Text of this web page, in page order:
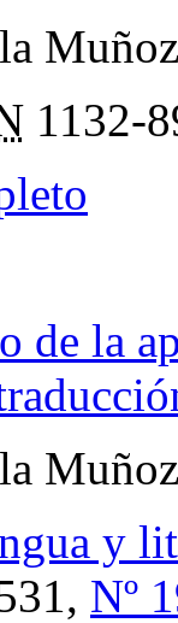
Muñoz
1132-
de la
Muñoz
y
Nº